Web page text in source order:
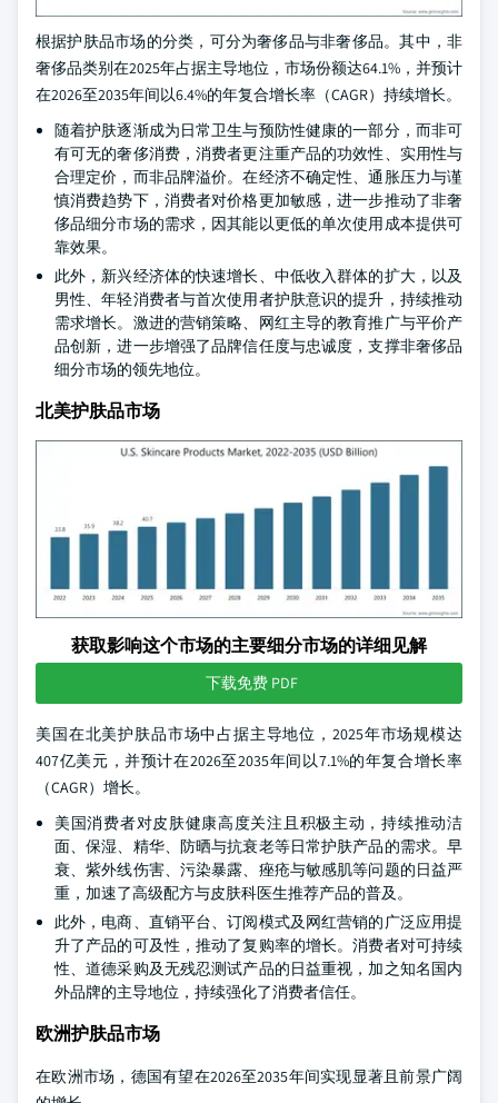
根据护肤品市场的分类，可分为奢侈品与非奢侈品。其中，非
奢侈品类别在2025年占据主导地位，市场份额达64.1%，并预计
在2026至2035年间以6.4%的年复合增长率（CAGR）持续增长。
随着护肤逐渐成为日常卫生与预防性健康的一部分，而非可
有可无的奢侈消费，消费者更注重产品的功效性、实用性与
合理定价，而非品牌溢价。在经济不确定性、通胀压力与谨
慎消费趋势下，消费者对价格更加敏感，进一步推动了非奢
侈品细分市场的需求，因其能以更低的单次使用成本提供可
靠效果。
此外，新兴经济体的快速增长、中低收入群体的扩大，以及
男性、年轻消费者与首次使用者护肤意识的提升，持续推动
需求增长。激进的营销策略、网红主导的教育推广与平价产
品创新，进一步增强了品牌信任度与忠诚度，支撑非奢侈品
细分市场的领先地位。
北美护肤品市场
获取影响这个市场的主要细分市场的详细见解
下载免费 PDF
美国在北美护肤品市场中占据主导地位，2025年市场规模达
407亿美元，并预计在2026至2035年间以7.1%的年复合增长率
（CAGR）增长。
美国消费者对皮肤健康高度关注且积极主动，持续推动洁
面、保湿、精华、防晒与抗衰老等日常护肤产品的需求。早
衰、紫外线伤害、污染暴露、痤疮与敏感肌等问题的日益严
重，加速了高级配方与皮肤科医生推荐产品的普及。
此外，电商、直销平台、订阅模式及网红营销的广泛应用提
升了产品的可及性，推动了复购率的增长。消费者对可持续
性、道德采购及无残忍测试产品的日益重视，加之知名国内
外品牌的主导地位，持续强化了消费者信任。
欧洲护肤品市场
在欧洲市场，德国有望在2026至2035年间实现显著且前景广阔